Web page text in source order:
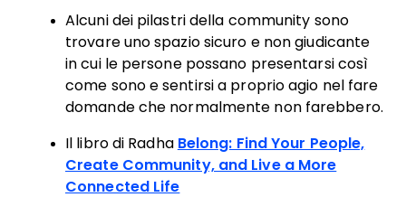
Alcuni dei pilastri della community sono
trovare uno spazio sicuro e non giudicante
in cui le persone possano presentarsi così
come sono e sentirsi a proprio agio nel fare
domande che normalmente non farebbero.
Il libro di Radha Belong: Find Your People,
Create Community, and Live a More
Connected Life